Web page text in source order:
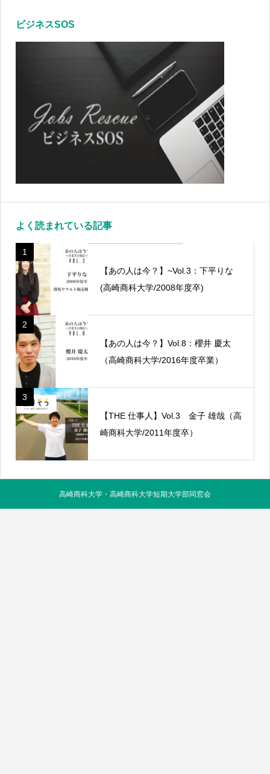
ビジネスSOS
よく読まれている記事
1
【あの人は今？】~Vol.3：下平りな
(高崎商科大学/2008年度卒)
2
【あの人は今？】Vol.8：櫻井 慶太
（高崎商科大学/2016年度卒業）
3
【THE 仕事人】Vol.3 金子 雄哉（高
崎商科大学/2011年度卒）
高崎商科大学・高崎商科大学短期大学部同窓会